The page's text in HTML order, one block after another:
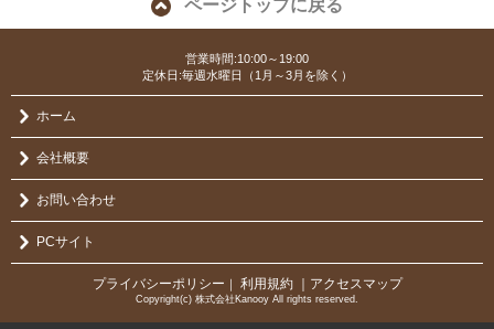
ページトップに戻る
営業時間:10:00～19:00
定休日:毎週水曜日（1月～3月を除く）
ホーム
会社概要
お問い合わせ
PCサイト
プライバシーポリシー ｜ 利用規約 ｜アクセスマップ
Copyright(c) 株式会社Kanooy All rights reserved.